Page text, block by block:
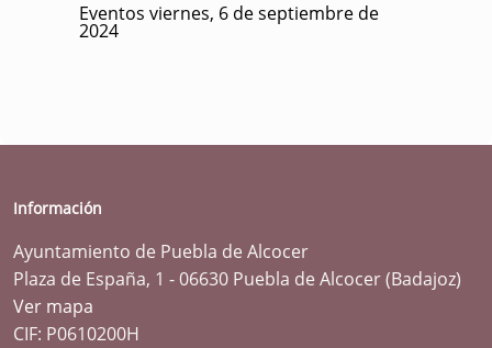
Eventos viernes, 6 de septiembre de
2024
Información
Ayuntamiento de Puebla de Alcocer
Plaza de España, 1 - 06630 Puebla de Alcocer (Badajoz)
Ver mapa
CIF: P0610200H